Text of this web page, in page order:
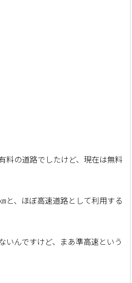
料の道路でしたけど、現在は無料
と、ほぼ高速道路として利用する
いんですけど、まあ準高速という